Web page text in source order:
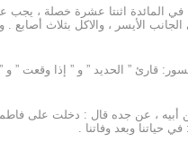
المائدة اثنتا عشرة خصلة ، يجب
الأيسر ، والاكل بثلاث أصابع .
قارئ ” الحديد ” و ” إذا وقعت
أبيه ، عن جده قال : دخلت على
حياتنا وبعد وفاتنا .